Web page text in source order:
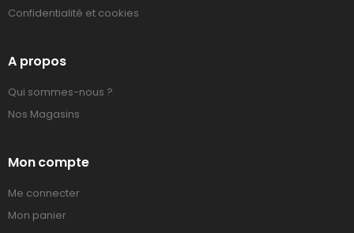
Confidentialité et cookies
A propos
Qui sommes-nous ?
Nos Magasins
Mon compte
Me connecter
Mon panier